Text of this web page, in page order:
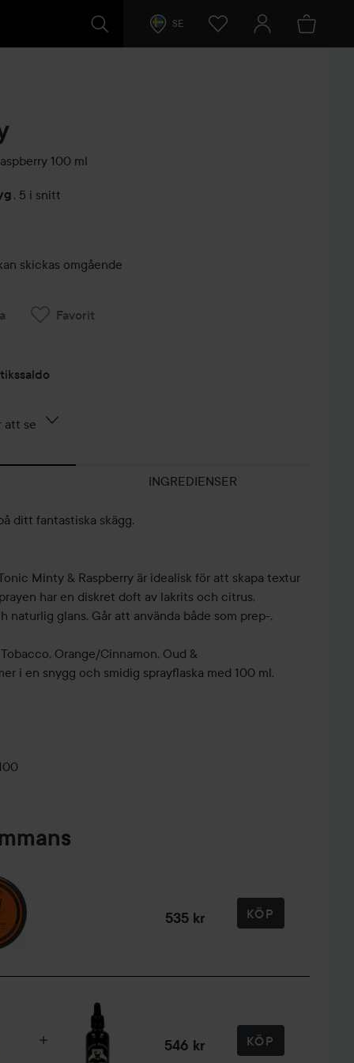
SE
100 ml
, 5 i snitt
skickas omgående
Favorit
att se
INGREDIENSER
ditt fantastiska skägg.
Minty & Raspberry är idealisk för att skapa textur
har en diskret doft av lakrits och citrus,
naturlig glans. Går att använda både som prep-,
Orange/Cinnamon, Oud &
i en snygg och smidig sprayflaska med 100 ml.
535 kr KÖP
546 kr KÖP